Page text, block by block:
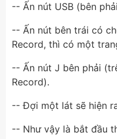
-- Ấn nút USB (bên
-- Ấn nút bên trái có
Record, thì có một
-- Ấn nút J bên phải
Record).
-- Đợi một lát sẽ hiện
-- Như vậy là bắt đầu